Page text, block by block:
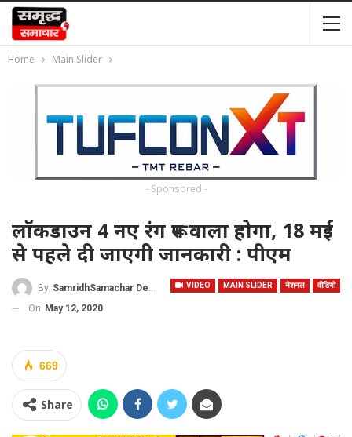
Home Main Slider
- Sponsored -
लॉकडाउन 4 नए रंग रूप वाला होगा, 18 मई
से पहले दी जाएगी जानकारी : पीएम
VIDEO MAIN SLIDER नेशनल वीडियो
By SamridhSamachar Desk
On May 12, 2020
669
Share